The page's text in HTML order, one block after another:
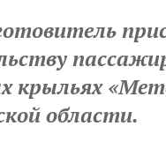
крыльях
области.